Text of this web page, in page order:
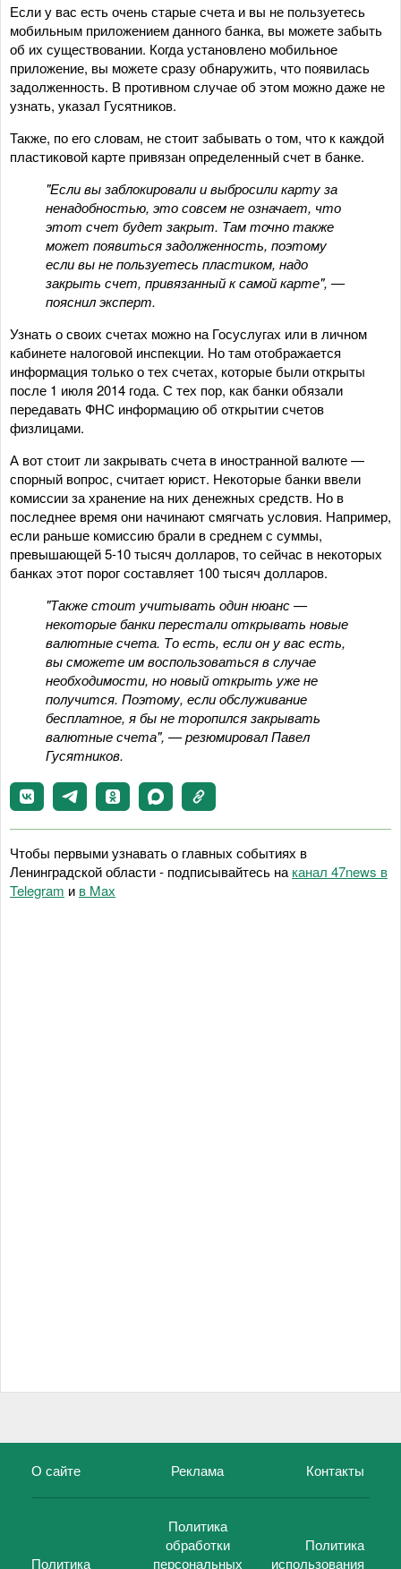
Если у вас есть очень старые счета и вы не пользуетесь
мобильным приложением данного банка, вы можете забыть
об их существовании. Когда установлено мобильное
приложение, вы можете сразу обнаружить, что появилась
задолженность. В противном случае об этом можно даже не
узнать, указал Гусятников.
Также, по его словам, не стоит забывать о том, что к каждой
пластиковой карте привязан определенный счет в банке.
"Если вы заблокировали и выбросили карту за
ненадобностью, это совсем не означает, что
этот счет будет закрыт. Там точно также
может появиться задолженность, поэтому
если вы не пользуетесь пластиком, надо
закрыть счет, привязанный к самой карте", —
пояснил эксперт.
Узнать о своих счетах можно на Госуслугах или в личном
кабинете налоговой инспекции. Но там отображается
информация только о тех счетах, которые были открыты
после 1 июля 2014 года. С тех пор, как банки обязали
передавать ФНС информацию об открытии счетов
физлицами.
А вот стоит ли закрывать счета в иностранной валюте —
спорный вопрос, считает юрист. Некоторые банки ввели
комиссии за хранение на них денежных средств. Но в
последнее время они начинают смягчать условия. Например,
если раньше комиссию брали в среднем с суммы,
превышающей 5-10 тысяч долларов, то сейчас в некоторых
банках этот порог составляет 100 тысяч долларов.
"Также стоит учитывать один нюанс —
некоторые банки перестали открывать новые
валютные счета. То есть, если он у вас есть,
вы сможете им воспользоваться в случае
необходимости, но новый открыть уже не
получится. Поэтому, если обслуживание
бесплатное, я бы не торопился закрывать
валютные счета", — резюмировал Павел
Гусятников.
Чтобы первыми узнавать о главных событиях в
Ленинградской области - подписывайтесь на канал 47news в
Telegram и в Maх
О сайте Реклама Контакты
Политика
Политика
обработки
персональных
Политика
использования